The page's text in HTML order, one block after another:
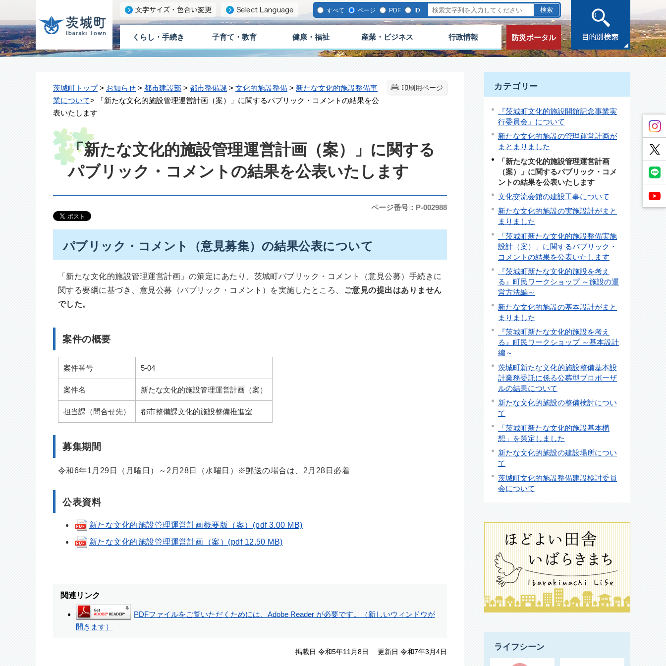
すべて ページ PDF ID
くらし・手続き 子育て・教育 健康・福祉 産業・ビジネス 行政情報 防災ポータル
印刷用ページ
茨城町トップ> お知らせ > 都市建設部 > 都市整備課 > 文化的施設整備 > 新たな文化的施設整備事
業について> 「新たな文化的施設管理運営計画（案）」に関するパブリック・コメントの結果を公
表いたします
「新たな文化的施設管理運営計画（案）」に関する
パブリック・コメントの結果を公表いたします
ページ番号：P-002988
パブリック・コメント（意見募集）の結果公表について
「新たな文化的施設管理運営計画」の策定にあたり、茨城町パブリック・コメント（意見公募）手続きに
関する要綱に基づき、意見公募（パブリック・コメント）を実施したところ、
ご意見の提出はありません
でした。
案件の概要
案件番号 5-04
案件名 新たな文化的施設管理運営計画（案）
担当課（問合せ先） 都市整備課文化的施設整備推進室
募集期間
令和6年1月29日（月曜日）～2月28日（水曜日）※郵送の場合は、2月28日必着
公表資料
新たな文化的施設管理運営計画概要版（案）(pdf 3.00 MB)
新たな文化的施設管理運営計画（案）(pdf 12.50 MB)
関連リンク
PDFファイルをご覧いただくためには、Adobe Reader が必要です。（新しいウィンドウが
開きます）
掲載日 令和5年11月8日 更新日 令和7年3月4日
カテゴリー
『茨城町文化的施設開館記念事業実
行委員会』について
新たな文化的施設の管理運営計画が
まとまりました
「新たな文化的施設管理運営計画
（案）」に関するパブリック・コメ
ントの結果を公表いたします
文化交流会館の建設工事について
新たな文化的施設の実施設計がまと
まりました
「茨城町新たな文化的施設整備実施
設計（案）」に関するパブリック・
コメントの結果を公表いたします
『茨城町新たな文化的施設を考え
る』町民ワークショップ ～施設の運
営方法編～
新たな文化的施設の基本設計がまと
まりました
『茨城町新たな文化的施設を考え
る』町民ワークショップ ～基本設計
編～
茨城町新たな文化的施設整備基本設
計業務委託に係る公募型プロポーザ
ルの結果について
新たな文化的施設の整備検討につい
て
「茨城町新たな文化的施設基本構
想」を策定しました
新たな文化的施設の建設場所につい
て
茨城町文化的施設整備建設検討委員
会について
ライフシーン